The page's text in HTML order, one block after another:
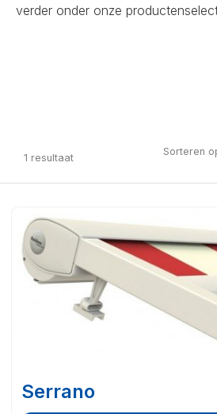
verder onder onze
1 resultaat Sorteren
Serrano